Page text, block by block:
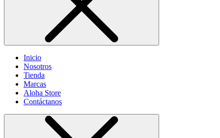
Inicio
Nosotros
Tienda
Marcas
Aloha Store
Contáctanos